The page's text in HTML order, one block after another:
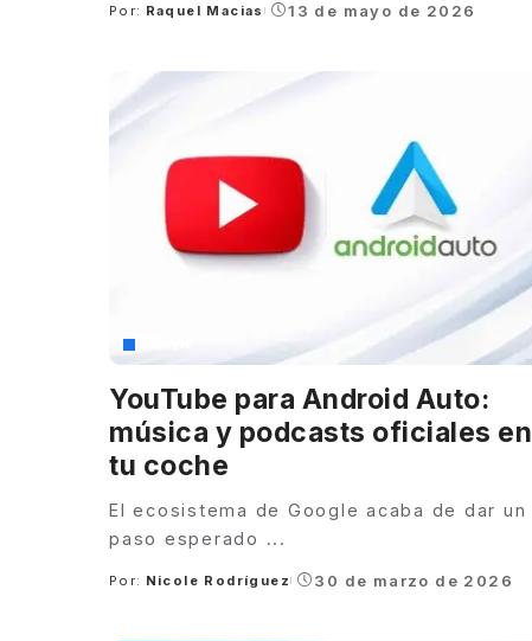
Posted
Por: Raquel Macias 13 de mayo de 2026
YouTube para Android Auto:
música y podcasts oficiales en
tu coche
El ecosistema de Google acaba de dar un
paso esperado ...
Posted
Por: Nicole Rodríguez 30 de marzo de 2026